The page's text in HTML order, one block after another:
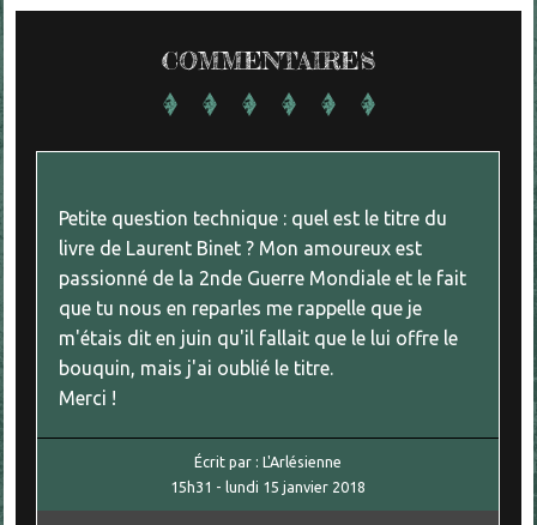
COMMENTAIRES
Petite question technique : quel est le titre du
livre de Laurent Binet ? Mon amoureux est
passionné de la 2nde Guerre Mondiale et le fait
que tu nous en reparles me rappelle que je
m'étais dit en juin qu'il fallait que le lui offre le
bouquin, mais j'ai oublié le titre.
Merci !
Écrit par :L'Arlésienne
15h31 - lundi 15 janvier 2018